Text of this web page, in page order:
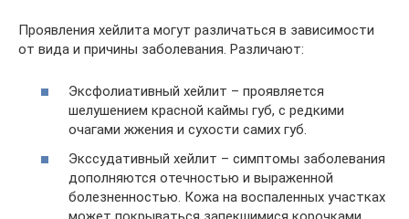
Проявления хейлита могут различаться в зависимости
от вида и причины заболевания. Различают:
Эксфолиативный хейлит – проявляется
шелушением красной каймы губ, с редкими
очагами жжения и сухости самих губ.
Экссудативный хейлит – симптомы заболевания
дополняются отечностью и выраженной
болезненностью. Кожа на воспаленных участках